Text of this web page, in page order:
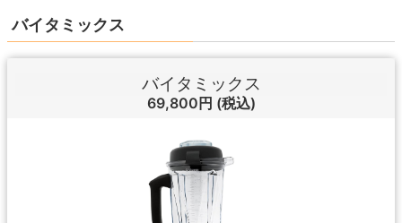
バイタミックス
バイタミックス
69,800円 (税込)